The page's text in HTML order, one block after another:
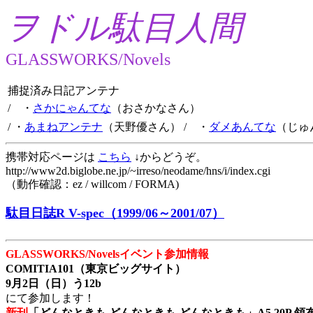
ヲドル駄目人間
GLASSWORKS/Novels
捕捉済み日記アンテナ
/ ・ さかにゃんてな （おさかなさん）
/ ・ あまねアンテナ （天野優さん） / ・ ダメあんてな （じ
携帯対応ページは こちら ↓からどうぞ。
http://www2d.biglobe.ne.jp/~irreso/neodame/hns/i/index.cgi
（動作確認：ez / willcom / FORMA)
駄目日誌R V-spec（1999/06～2001/07）
GLASSWORKS/Novelsイベント参加情報
COMITIA101（東京ビッグサイト）
9月2日（日）う12b
にて参加します！